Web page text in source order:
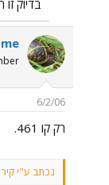
בדיוק
6/2/06
רק קו 461.
נכתב ע"י